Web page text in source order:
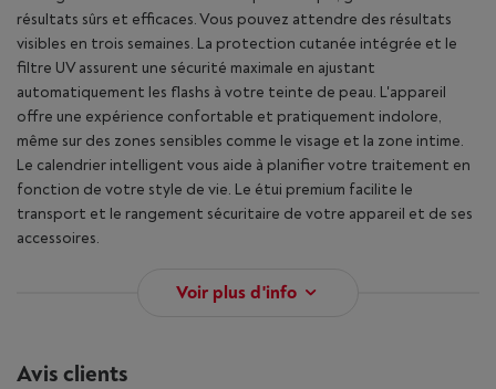
résultats sûrs et efficaces. Vous pouvez attendre des résultats
visibles en trois semaines. La protection cutanée intégrée et le
filtre UV assurent une sécurité maximale en ajustant
automatiquement les flashs à votre teinte de peau. L'appareil
offre une expérience confortable et pratiquement indolore,
même sur des zones sensibles comme le visage et la zone intime.
Le calendrier intelligent vous aide à planifier votre traitement en
fonction de votre style de vie. Le étui premium facilite le
transport et le rangement sécuritaire de votre appareil et de ses
accessoires.
Voir plus d'info
Avis clients